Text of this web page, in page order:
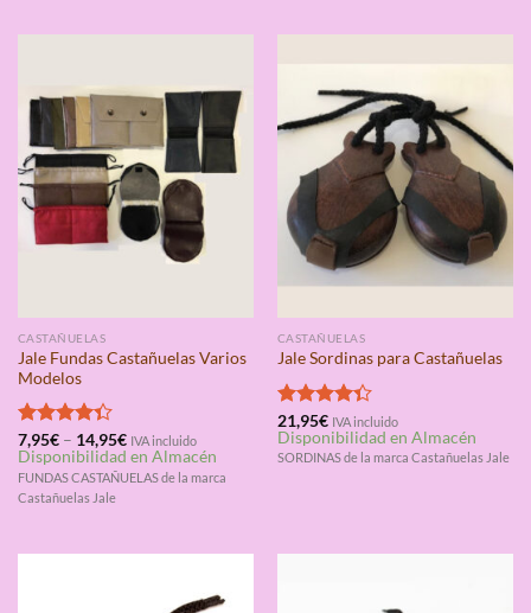
CASTAÑUELAS
Jale Fundas Castañuelas Varios
Modelos
Valorado
con4.33
de 5
7,95€– 14,95€ IVA incluido
Disponibilidad en Almacén
FUNDAS CASTAÑUELAS de la marca
Castañuelas Jale
CASTAÑUELAS
Jale Sordinas para Castañuelas
Valorado
con4.33
de 5
21,95€ IVA incluido
Disponibilidad en Almacén
SORDINAS de la marca Castañuelas Jale